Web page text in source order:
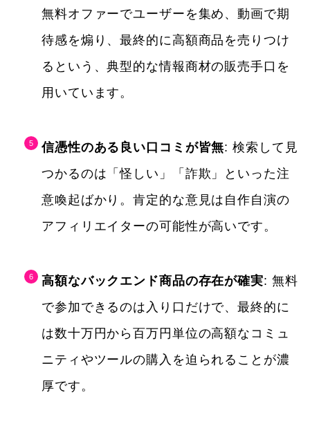
無料オファーでユーザーを集め、動画で期
待感を煽り、最終的に高額商品を売りつけ
るという、典型的な情報商材の販売手口を
用いています。
信憑性のある良い口コミが皆無: 検索して見
つかるのは「怪しい」「詐欺」といった注
意喚起ばかり。肯定的な意見は自作自演の
アフィリエイターの可能性が高いです。
高額なバックエンド商品の存在が確実: 無料
で参加できるのは入り口だけで、最終的に
は数十万円から百万円単位の高額なコミュ
ニティやツールの購入を迫られることが濃
厚です。